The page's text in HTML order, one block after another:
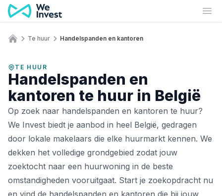
Ga naar de inhoud
Te huur Handelspanden en kantoren
TE HUUR
Handelspanden en
kantoren te huur in België
Op zoek naar handelspanden en kantoren te huur?
We Invest biedt je aanbod in heel België, gedragen
door lokale makelaars die elke huurmarkt kennen. We
dekken het volledige grondgebied zodat jouw
zoektocht naar een huurwoning in de beste
omstandigheden vooruitgaat. Start je zoekopdracht nu
en vind de handelspanden en kantoren die bij jouw